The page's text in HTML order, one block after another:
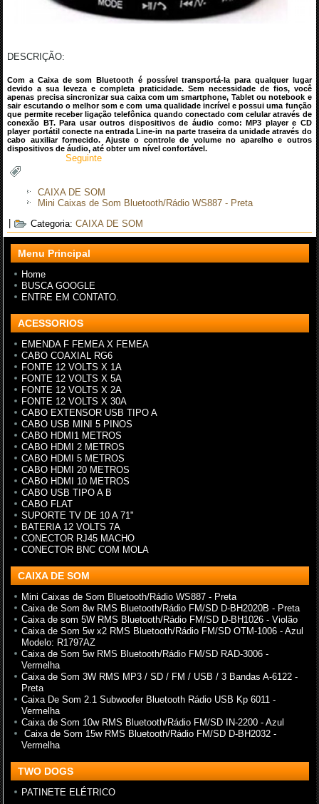
DESCRIÇÃO:
Com a Caixa de som Bluetooth é possível transportá-la para qualquer lugar
devido a sua leveza e completa praticidade. Sem necessidade de fios, você
apenas precisa sincronizar sua caixa com um smartphone, Tablet ou notebook e
sair escutando o melhor som e com uma qualidade incrível e possui uma função
que permite receber ligação telefônica quando conectado com celular através de
conexão BT. Para usar outros dispositivos de áudio como: MP3 player e CD
player portátil conecte na entrada Line-in na parte traseira da unidade através do
cabo auxiliar fornecido. Ajuste o controle de volume no aparelho e outros
dispositivos de áudio, até obter um nível confortável.
Seguinte
CAIXA DE SOM
Mini Caixas de Som Bluetooth/Rádio WS887 - Preta
Categoria:CAIXA DE SOM
Menu Principal
Home
BUSCA GOOGLE
ENTRE EM CONTATO.
ACESSORIOS
EMENDA F FEMEA X FEMEA
CABO COAXIAL RG6
FONTE 12 VOLTS X 1A
FONTE 12 VOLTS X 5A
FONTE 12 VOLTS X 2A
FONTE 12 VOLTS X 30A
CABO EXTENSOR USB TIPO A
CABO USB MINI 5 PINOS
CABO HDMI1 METROS
CABO HDMI 2 METROS
CABO HDMI 5 METROS
CABO HDMI 20 METROS
CABO HDMI 10 METROS
CABO USB TIPO A B
CABO FLAT
SUPORTE TV DE 10 A 71"
BATERIA 12 VOLTS 7A
CONECTOR RJ45 MACHO
CONECTOR BNC COM MOLA
CAIXA DE SOM
Mini Caixas de Som Bluetooth/Rádio WS887 - Preta
Caixa de Som 8w RMS Bluetooth/Rádio FM/SD D-BH2020B - Preta
Caixa de som 5W RMS Bluetooth/Rádio FM/SD D-BH1026 - Violão
Caixa de Som 5w x2 RMS Bluetooth/Rádio FM/SD OTM-1006 - Azul
Modelo: R1797AZ
Caixa de Som 5w RMS Bluetooth/Rádio FM/SD RAD-3006 -
Vermelha
Caixa de Som 3W RMS MP3 / SD / FM / USB / 3 Bandas A-6122 -
Preta
Caixa De Som 2.1 Subwoofer Bluetooth Rádio USB Kp 6011 -
Vermelha
Caixa de Som 10w RMS Bluetooth/Rádio FM/SD IN-2200 - Azul
Caixa de Som 15w RMS Bluetooth/Rádio FM/SD D-BH2032 -
Vermelha
TWO DOGS
PATINETE ELÉTRICO